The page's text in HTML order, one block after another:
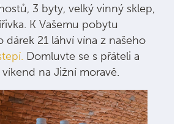
3 byty, velký vinný sklep,
K Vašemu pobytu
dárek 21 láhví vína z našeho
. Domluvte se s přáteli a
na Jižní moravě.